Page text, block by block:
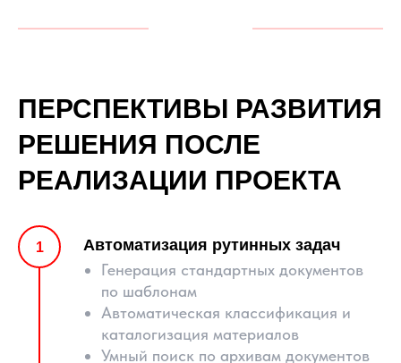
ПЕРСПЕКТИВЫ РАЗВИТИЯ
РЕШЕНИЯ ПОСЛЕ
РЕАЛИЗАЦИИ ПРОЕКТА
Автоматизация рутинных задач
Генерация стандартных документов
по шаблонам
Автоматическая классификация и
каталогизация материалов
Умный поиск по архивам документов